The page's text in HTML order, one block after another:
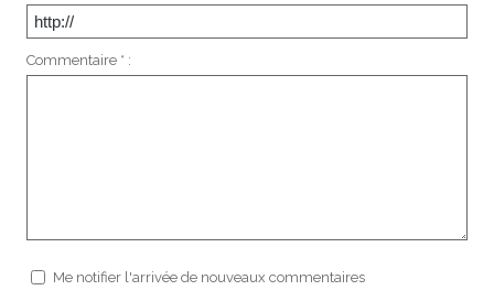
Commentaire * :
Me notifier l'arrivée de nouveaux commentaires